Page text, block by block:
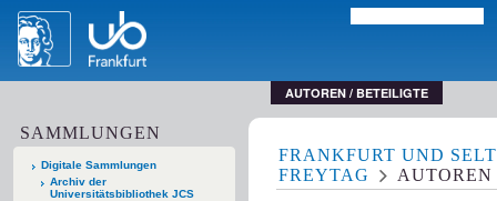
AUTOREN / BETEILIGTE
SAMMLUNGEN
Digitale Sammlungen
Archiv der
Universitätsbibliothek JCS
FRANKFURT UND
FREYTAG